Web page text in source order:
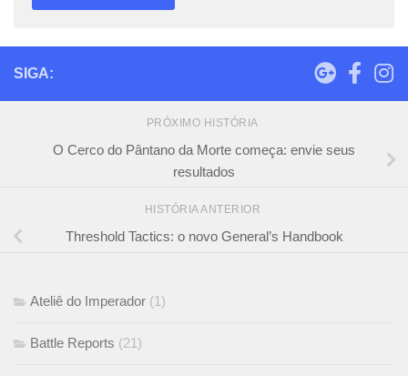
SIGA:
PRÓXIMO HISTÓRIA
O Cerco do Pântano da Morte começa: envie seus
resultados
HISTÓRIA ANTERIOR
Threshold Tactics: o novo General’s Handbook
Ateliê do Imperador (1)
Battle Reports (21)